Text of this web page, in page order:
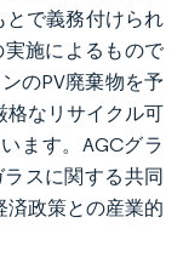
とで義務付けられ
実施によるもので
のPV廃棄物を予
格なリサイクル可
ます。AGCグラ
ラスに関する共同
済政策との産業的